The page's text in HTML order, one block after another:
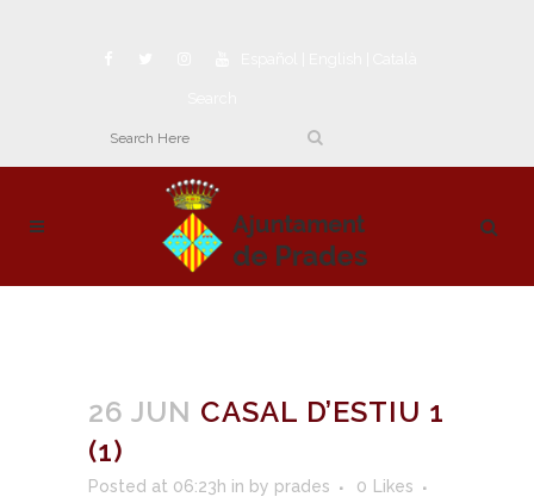
26 JUN CASAL D’ESTIU 1
(1)
Posted at 06:23h in by prades 0 Likes